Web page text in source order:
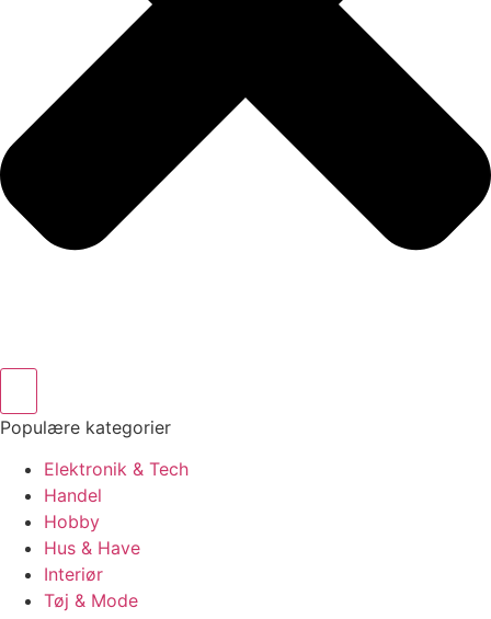
Populære kategorier
Elektronik & Tech
Handel
Hobby
Hus & Have
Interiør
Tøj & Mode